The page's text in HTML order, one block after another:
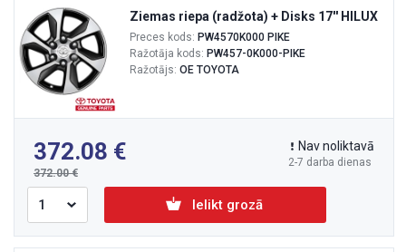
Ziemas riepa (radžota) + Disks 17'' HILUX
Preces kods: PW4570K000 PIKE
Ražotāja kods: PW457-0K000-PIKE
Ražotājs: OE TOYOTA
372.08
372.00
2-7 darba dienas
Nav noliktavā
Ielikt grozā